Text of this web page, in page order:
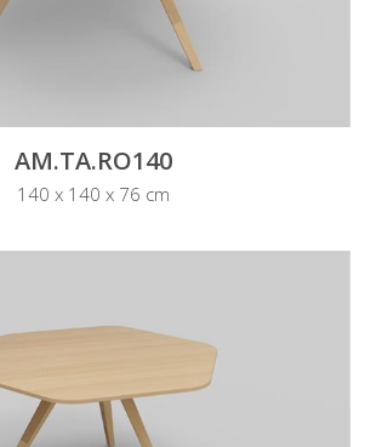
AM.TA.RO140
140 x 140 x 76 cm